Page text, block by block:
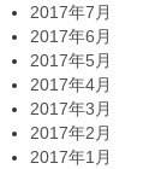
2017年7月
2017年6月
2017年5月
2017年4月
2017年3月
2017年2月
2017年1月